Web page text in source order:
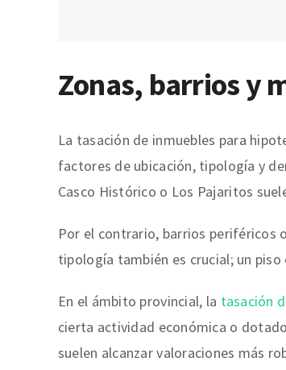
Zonas, barrios y
La tasación de inmuebles para
factores de ubicación, tipología y
Casco Histórico o Los Pajaritos
Por el contrario, barrios periféricos
tipología también es crucial; un piso
En el ámbito provincial, la tasación
cierta actividad económica o
suelen alcanzar valoraciones más